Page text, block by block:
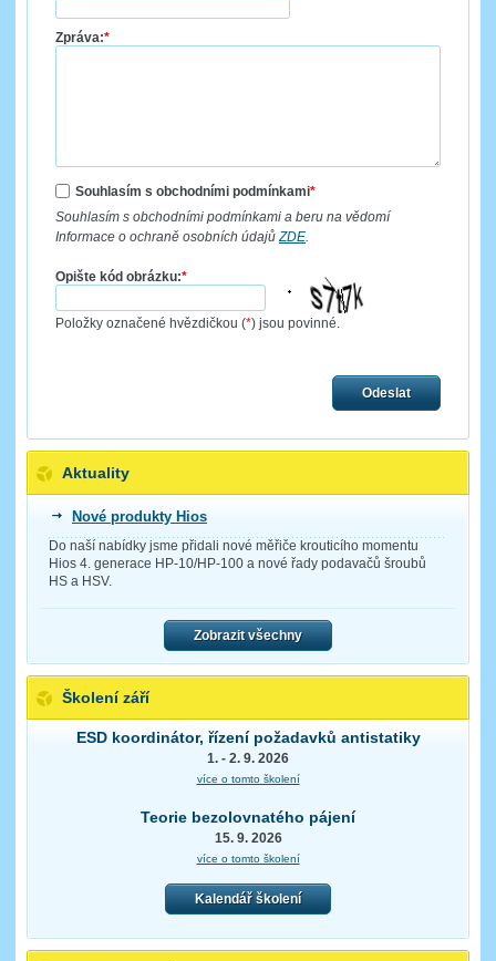
Zpráva:*
Souhlasím s obchodními podmínkami*
Souhlasím s obchodními podmínkami a beru na vědomí
Informace o ochraně osobních údajůZDE.
Opište kód obrázku:*
Položky označené hvězdičkou (*) jsou povinné.
Odeslat
Aktuality
Nové produkty Hios
Do naší nabídky jsme přidali nové měřiče krouticího momentu
Hios 4. generace HP-10/HP-100 a nové řady podavačů šroubů
HS a HSV.
Zobrazit všechny
Školení září
ESD koordinátor, řízení požadavků antistatiky
1. - 2. 9. 2026
více o tomto školení
Teorie bezolovnatého pájení
15. 9. 2026
více o tomto školení
Kalendář školení